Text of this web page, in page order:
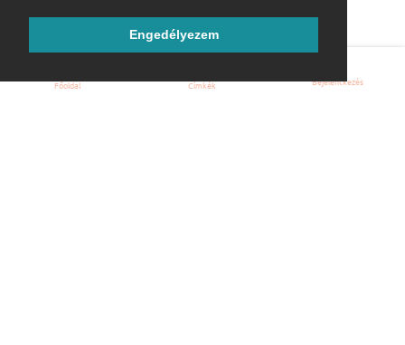
Engedélyezem
Főoldal Címkék Bejelentkezés